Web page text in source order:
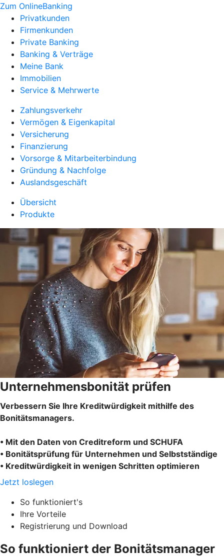
Zum OnlineBanking
Privatkunden
Firmenkunden
Private Banking
Banking & Verträge
Meine Bank
Immobilien
Service & Mehrwerte
Zahlungsverkehr
Vermögen & Eigenkapital
Versicherung
Finanzierung
Vorsorge & Mitarbeiterbindung
Gründung & Nachfolge
Auslandsgeschäft
Übersicht
Produkte
Unternehmensbonität prüfen
Verbessern Sie Ihre Kreditwürdigkeit mithilfe des
Bonitätsmanagers.
• Mit den Daten von Creditreform und SCHUFA
• Bonitätsprüfung für Unternehmen und Selbstständige
• Kreditwürdigkeit in wenigen Schritten optimieren
Jetzt loslegen
So funktioniert's
Ihre Vorteile
Registrierung und Download
So funktioniert der Bonitätsmanager